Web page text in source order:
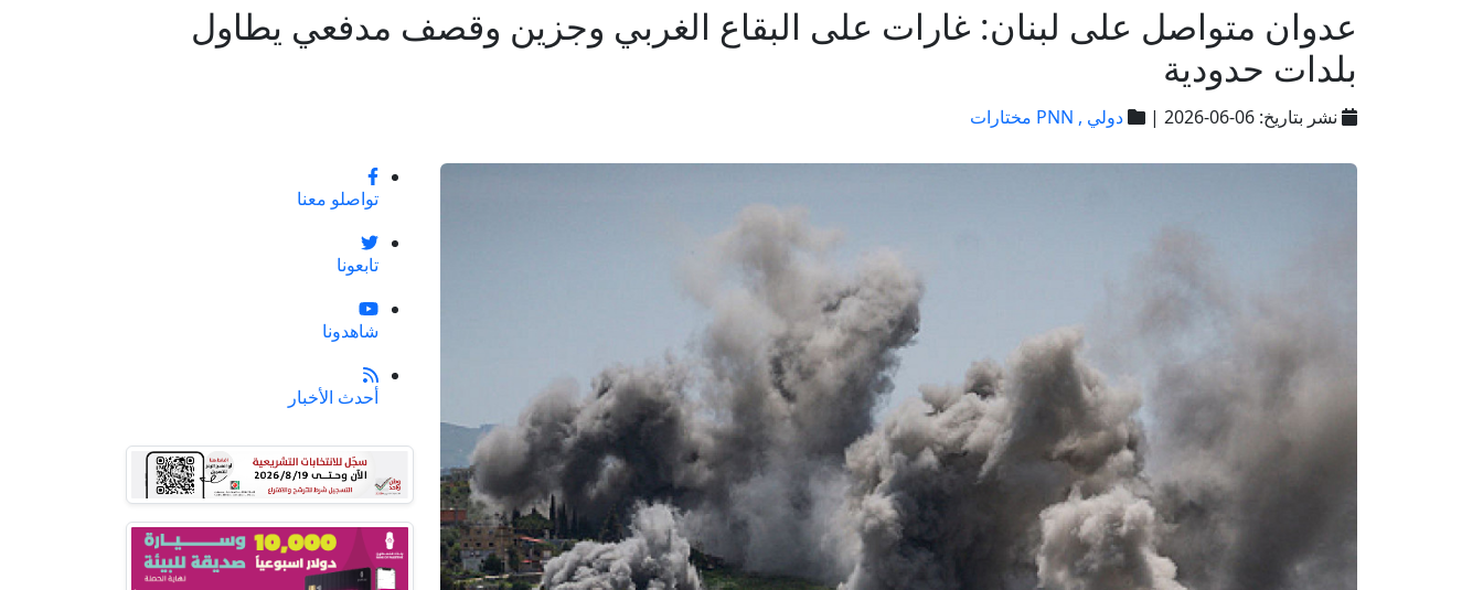
عدوان متواصل على لبنان: غارات على البقاع الغربي وجزين وقصف مدفعي يطاول
بلدات حدودية
نشر بتاريخ: 06-06-2026 | دولي , PNN مختارات
تواصلو معنا
تابعونا
شاهدونا
أحدث الأخبار